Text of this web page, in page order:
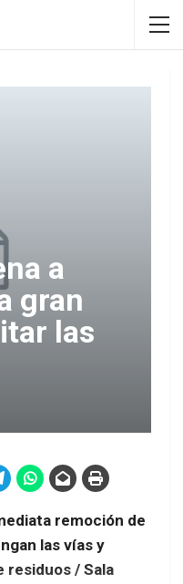
a
gran
las
remoción de
las vías y
residuos / Sala